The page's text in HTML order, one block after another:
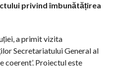
privind îmbunătățirea
a primit vizita
Secretariatului General al
coerent’. Proiectul este